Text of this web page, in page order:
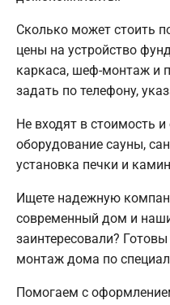
Сколько может стоить
цены на устройство
каркаса, шеф-монтаж и
задать по телефону,
Не входят в стоимость
оборудование сауны,
установка печки и
Ищете надежную
современный дом и
заинтересовали?
монтаж дома по
Помогаем с